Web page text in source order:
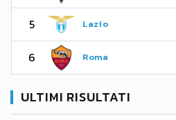
5 Lazio
6 Roma
ULTIMI RISULTATI